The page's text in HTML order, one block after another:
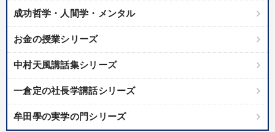
成功哲学・人間学・メンタル
お金の授業シリーズ
中村天風講話集シリーズ
一倉定の社長学講話シリーズ
牟田學の実学の門シリーズ